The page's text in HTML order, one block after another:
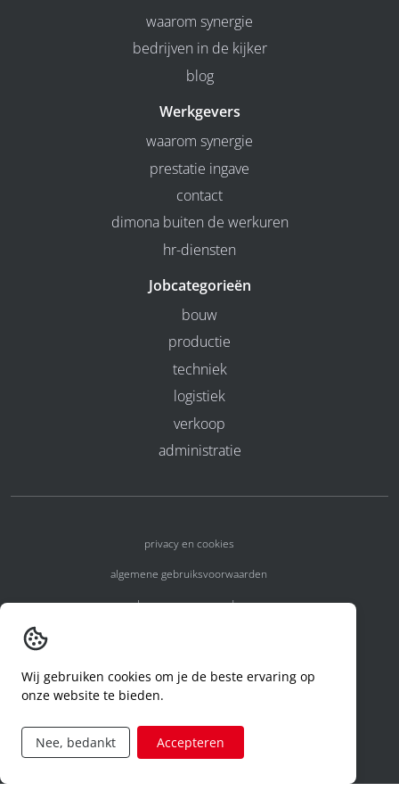
waarom synergie
bedrijven in de kijker
blog
Werkgevers
waarom synergie
prestatie ingave
contact
dimona buiten de werkuren
hr-diensten
Jobcategorieën
bouw
productie
techniek
logistiek
verkoop
administratie
privacy en cookies
algemene gebruiksvoorwaarden
algemene voorwaarden
code of conduct
aanvraag rechten ivm privacy
Wij gebruiken cookies om je de beste ervaring op
onze website te bieden.
Nee, bedankt Accepteren